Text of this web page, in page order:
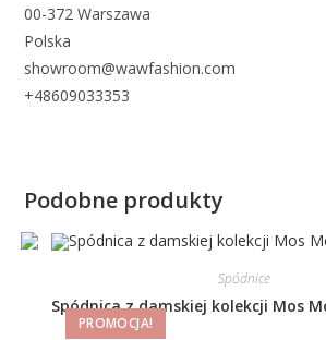
00-372 Warszawa
Polska
showroom@wawfashion.com
+48609033353
Podobne produkty
PROMOCJA!
Spódnice
Spódnica z damskiej kolekcji Mos